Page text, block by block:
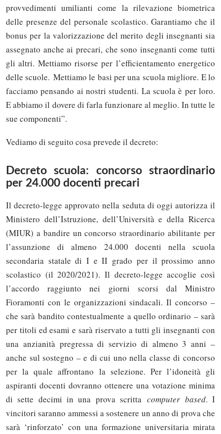
provvedimenti umilianti come la rilevazione biometrica
delle presenze del personale scolastico. Garantiamo che il
bonus per la valorizzazione del merito degli insegnanti sia
assegnato anche ai precari, che sono insegnanti come tutti
gli altri. Mettiamo risorse per l’efficientamento energetico
delle scuole. Mettiamo le basi per una scuola migliore. E lo
facciamo pensando ai nostri studenti. La scuola è per loro.
E abbiamo il dovere di farla funzionare al meglio. In tutte le
sue componenti”.
Vediamo di seguito cosa prevede il decreto:
Decreto scuola: concorso straordinario
per 24.000 docenti precari
Il decreto-legge approvato nella seduta di oggi autorizza il
Ministero dell’Istruzione, dell’Università e della Ricerca
(MIUR) a bandire un concorso straordinario abilitante per
l’assunzione di almeno 24.000 docenti nella scuola
secondaria statale di I e II grado per il prossimo anno
scolastico (il 2020/2021). Il decreto-legge accoglie così
l’accordo raggiunto nei giorni scorsi dal Ministro
Fioramonti con le organizzazioni sindacali. Il concorso –
che sarà bandito contestualmente a quello ordinario – sarà
per titoli ed esami e sarà riservato a tutti gli insegnanti con
una anzianità pregressa di servizio di almeno 3 anni –
anche sul sostegno – e di cui uno nella classe di concorso
per la quale affrontano la selezione. Per l’idoneità gli
aspiranti docenti dovranno ottenere una votazione minima
di sette decimi in una prova scrittacomputer based. I
vincitori saranno ammessi a sostenere un anno di prova che
sarà ‘rinforzato’ con una formazione universitaria mirata